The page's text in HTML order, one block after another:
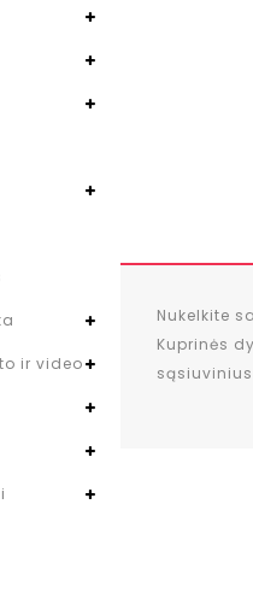
Nukelkite
Kuprinės
ir video